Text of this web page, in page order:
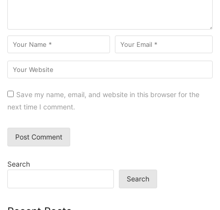
Save my name, email, and website in this browser for the
next time I comment.
Search
Search